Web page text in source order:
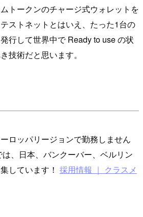
トークンのチャージ式ウォレットを
ストネットとはいえ、たった1台の
行して世界中で Ready to use の状
技術だと思います。
ロッパリージョンで勤務しません
、日本、バンクーバー、ベルリン
しています！ 採用情報 ｜ クラスメ